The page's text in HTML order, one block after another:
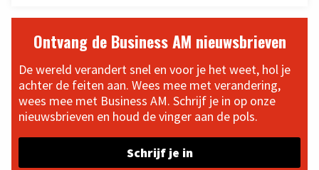
Ontvang de Business AM nieuwsbrieven
De wereld verandert snel en voor je het weet, hol je
achter de feiten aan. Wees mee met verandering,
wees mee met Business AM. Schrijf je in op onze
nieuwsbrieven en houd de vinger aan de pols.
Schrijf je in